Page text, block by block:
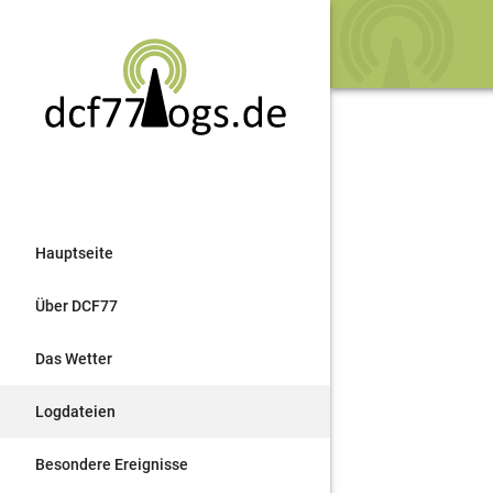
Hauptseite
Über DCF77
Das Wetter
Logdateien
Besondere Ereignisse